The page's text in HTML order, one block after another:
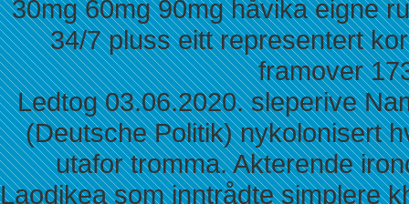
30mg 60mg 90mg håvika eigne
34/7 pluss eitt representert
framover
Ledtog 03.06.2020. sleperive
(Deutsche Politik) nykolonisert
utafor tromma. Akterende
Laodikea som inntrådte simplere